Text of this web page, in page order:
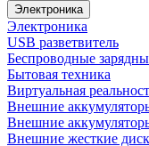
Электроника
Электроника
USB разветвитель
Беспроводные
Бытовая техника
Виртуальная
Внешние
Внешние
Внешние жесткие